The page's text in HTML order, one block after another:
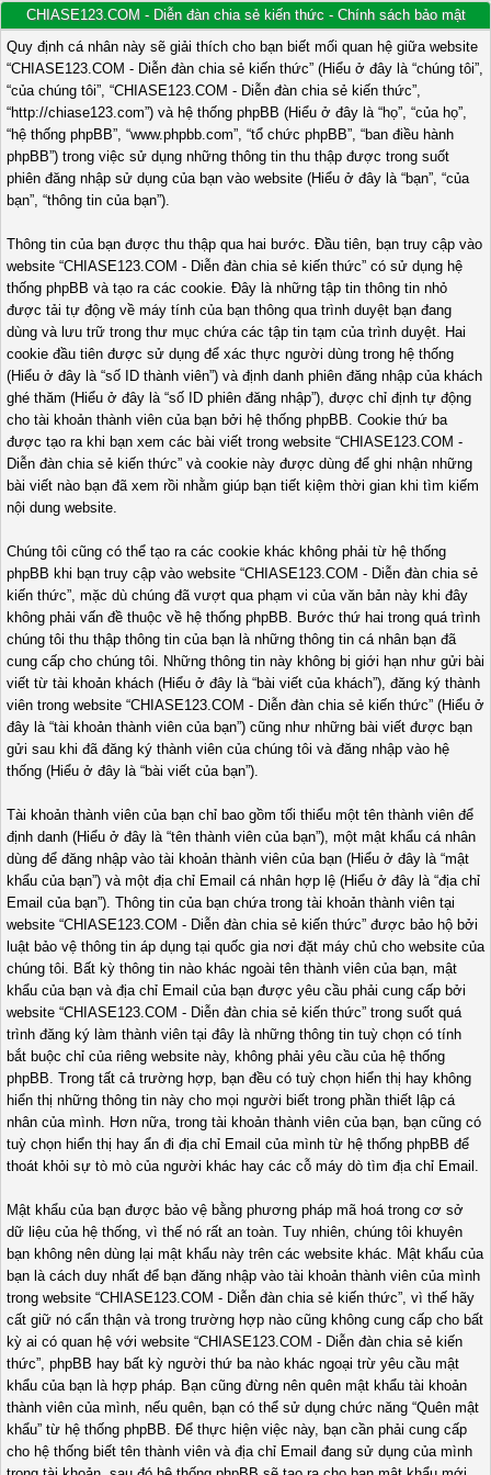
CHIASE123.COM - Diễn đàn chia sẻ kiến thức - Chính sách bảo mật
Quy định cá nhân này sẽ giải thích cho bạn biết mối quan hệ giữa website
“CHIASE123.COM - Diễn đàn chia sẻ kiến thức” (Hiểu ở đây là “chúng tôi”,
“của chúng tôi”, “CHIASE123.COM - Diễn đàn chia sẻ kiến thức”,
“http://chiase123.com”) và hệ thống phpBB (Hiểu ở đây là “họ”, “của họ”,
“hệ thống phpBB”, “www.phpbb.com”, “tổ chức phpBB”, “ban điều hành
phpBB”) trong việc sử dụng những thông tin thu thập được trong suốt
phiên đăng nhập sử dụng của bạn vào website (Hiểu ở đây là “bạn”, “của
bạn”, “thông tin của bạn”).
Thông tin của bạn được thu thập qua hai bước. Đầu tiên, bạn truy cập vào
website “CHIASE123.COM - Diễn đàn chia sẻ kiến thức” có sử dụng hệ
thống phpBB và tạo ra các cookie. Đây là những tập tin thông tin nhỏ
được tải tự động về máy tính của bạn thông qua trình duyệt bạn đang
dùng và lưu trữ trong thư mục chứa các tập tin tạm của trình duyệt. Hai
cookie đầu tiên được sử dụng để xác thực người dùng trong hệ thống
(Hiểu ở đây là “số ID thành viên”) và định danh phiên đăng nhập của khách
ghé thăm (Hiểu ở đây là “số ID phiên đăng nhập”), được chỉ định tự động
cho tài khoản thành viên của bạn bởi hệ thống phpBB. Cookie thứ ba
được tạo ra khi bạn xem các bài viết trong website “CHIASE123.COM -
Diễn đàn chia sẻ kiến thức” và cookie này được dùng để ghi nhận những
bài viết nào bạn đã xem rồi nhằm giúp bạn tiết kiệm thời gian khi tìm kiếm
nội dung website.
Chúng tôi cũng có thể tạo ra các cookie khác không phải từ hệ thống
phpBB khi bạn truy cập vào website “CHIASE123.COM - Diễn đàn chia sẻ
kiến thức”, mặc dù chúng đã vượt qua phạm vi của văn bản này khi đây
không phải vấn đề thuộc về hệ thống phpBB. Bước thứ hai trong quá trình
chúng tôi thu thập thông tin của bạn là những thông tin cá nhân bạn đã
cung cấp cho chúng tôi. Những thông tin này không bị giới hạn như gửi bài
viết từ tài khoản khách (Hiểu ở đây là “bài viết của khách”), đăng ký thành
viên trong website “CHIASE123.COM - Diễn đàn chia sẻ kiến thức” (Hiểu ở
đây là “tài khoản thành viên của bạn”) cũng như những bài viết được bạn
gửi sau khi đã đăng ký thành viên của chúng tôi và đăng nhập vào hệ
thống (Hiểu ở đây là “bài viết của bạn”).
Tài khoản thành viên của bạn chỉ bao gồm tối thiểu một tên thành viên để
định danh (Hiểu ở đây là “tên thành viên của bạn”), một mật khẩu cá nhân
dùng để đăng nhập vào tài khoản thành viên của bạn (Hiểu ở đây là “mật
khẩu của bạn”) và một địa chỉ Email cá nhân hợp lệ (Hiểu ở đây là “địa chỉ
Email của bạn”). Thông tin của bạn chứa trong tài khoản thành viên tại
website “CHIASE123.COM - Diễn đàn chia sẻ kiến thức” được bảo hộ bởi
luật bảo vệ thông tin áp dụng tại quốc gia nơi đặt máy chủ cho website của
chúng tôi. Bất kỳ thông tin nào khác ngoài tên thành viên của bạn, mật
khẩu của bạn và địa chỉ Email của bạn được yêu cầu phải cung cấp bởi
website “CHIASE123.COM - Diễn đàn chia sẻ kiến thức” trong suốt quá
trình đăng ký làm thành viên tại đây là những thông tin tuỳ chọn có tính
bắt buộc chỉ của riêng website này, không phải yêu cầu của hệ thống
phpBB. Trong tất cả trường hợp, bạn đều có tuỳ chọn hiển thị hay không
hiển thị những thông tin này cho mọi người biết trong phần thiết lập cá
nhân của mình. Hơn nữa, trong tài khoản thành viên của bạn, bạn cũng có
tuỳ chọn hiển thị hay ẩn đi địa chỉ Email của mình từ hệ thống phpBB để
thoát khỏi sự tò mò của người khác hay các cỗ máy dò tìm địa chỉ Email.
Mật khẩu của bạn được bảo vệ bằng phương pháp mã hoá trong cơ sở
dữ liệu của hệ thống, vì thế nó rất an toàn. Tuy nhiên, chúng tôi khuyên
bạn không nên dùng lại mật khẩu này trên các website khác. Mật khẩu của
bạn là cách duy nhất để bạn đăng nhập vào tài khoản thành viên của mình
trong website “CHIASE123.COM - Diễn đàn chia sẻ kiến thức”, vì thế hãy
cất giữ nó cẩn thận và trong trường hợp nào cũng không cung cấp cho bất
kỳ ai có quan hệ với website “CHIASE123.COM - Diễn đàn chia sẻ kiến
thức”, phpBB hay bất kỳ người thứ ba nào khác ngoại trừ yêu cầu mật
khẩu của bạn là hợp pháp. Bạn cũng đừng nên quên mật khẩu tài khoản
thành viên của mình, nếu quên, bạn có thể sử dụng chức năng “Quên mật
khẩu” từ hệ thống phpBB. Để thực hiện việc này, bạn cần phải cung cấp
cho hệ thống biết tên thành viên và địa chỉ Email đang sử dụng của mình